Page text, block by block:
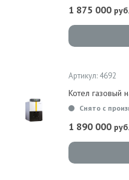
1 875 000 руб.
Артикул: 4692
Котел газовый
Снято с
1 890 000 руб.